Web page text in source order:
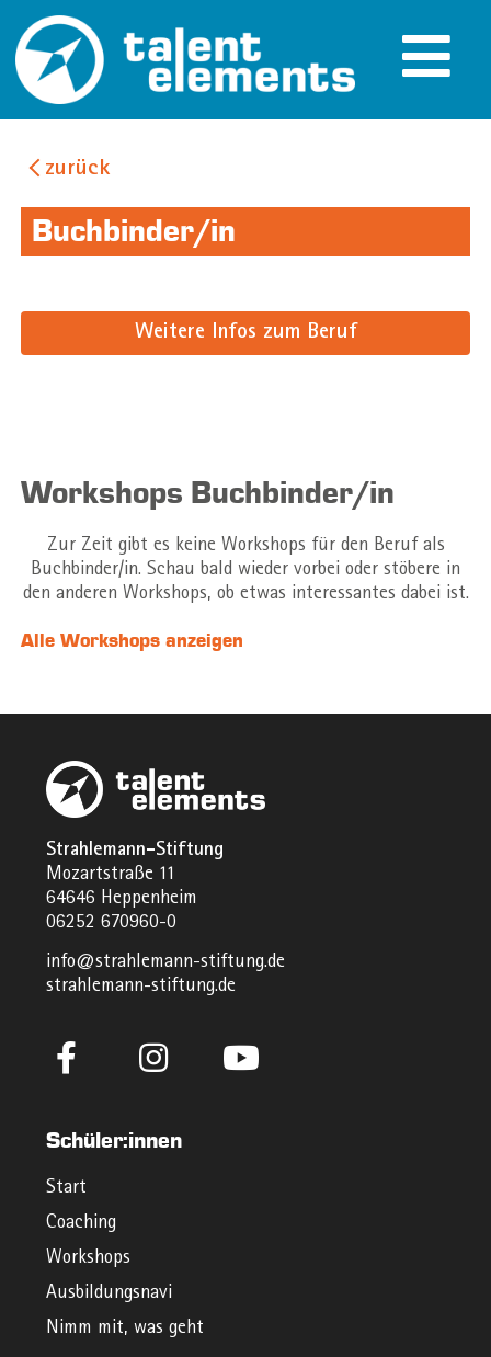
zurück
Buchbinder/in
Weitere Infos zum Beruf
Workshops Buchbinder/in
Zur Zeit gibt es keine Workshops für den Beruf als
Buchbinder/in. Schau bald wieder vorbei oder stöbere in
den anderen Workshops, ob etwas interessantes dabei ist.
Alle Workshops anzeigen
Strahlemann-Stiftung
Mozartstraße 11
64646 Heppenheim
06252 670960-0
info@strahlemann-stiftung.de
strahlemann-stiftung.de
Schüler:innen
Start
Coaching
Workshops
Ausbildungsnavi
Nimm mit, was geht